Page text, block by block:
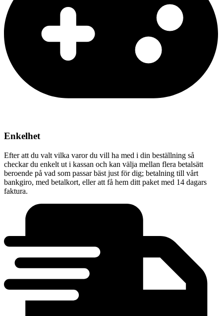
Enkelhet
Efter att du valt vilka varor du vill ha med i din beställning så
checkar du enkelt ut i kassan och kan välja mellan flera betalsätt
beroende på vad som passar bäst just för dig; betalning till vårt
bankgiro, med betalkort, eller att få hem ditt paket med 14 dagars
faktura.